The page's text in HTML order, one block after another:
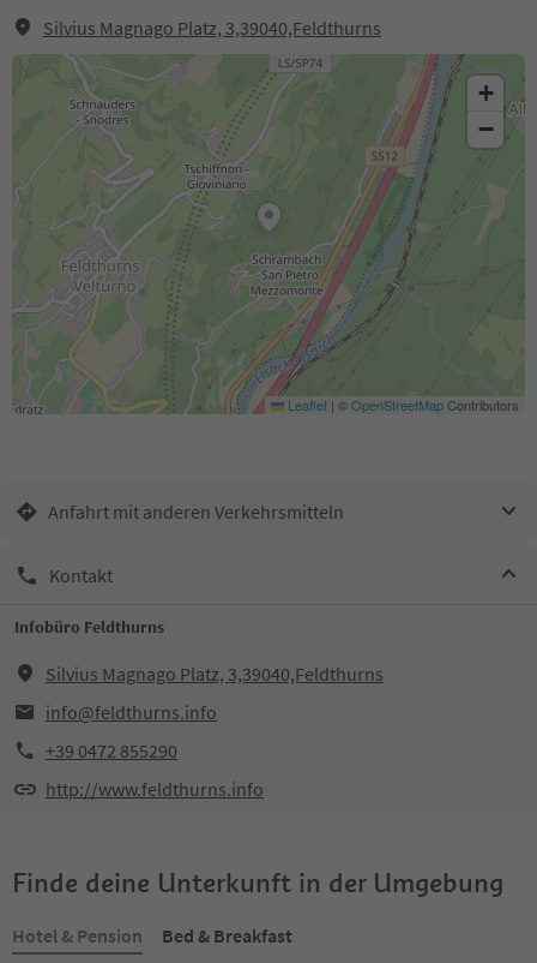
Silvius Magnago Platz, 3,39040,Feldthurns
+
−
Leaflet | ©OpenStreetMapContributors
Anfahrt mit anderen Verkehrsmitteln
Kontakt
Infobüro Feldthurns
Silvius Magnago Platz, 3,39040,Feldthurns
info@feldthurns.info
+39 0472 855290
http://www.feldthurns.info
Finde deine Unterkunft in der Umgebung
Hotel & Pension
Bed & Breakfast